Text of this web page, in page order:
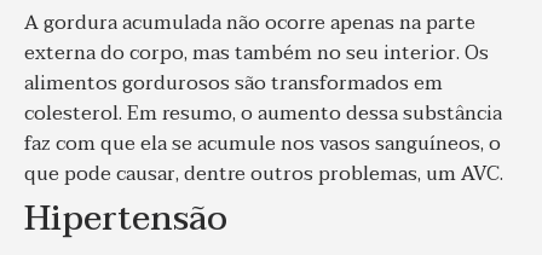
A gordura acumulada não ocorre apenas na parte
externa do corpo, mas também no seu interior. Os
alimentos gordurosos são transformados em
colesterol. Em resumo, o aumento dessa substância
faz com que ela se acumule nos vasos sanguíneos, o
que pode causar, dentre outros problemas, um AVC.
Hipertensão